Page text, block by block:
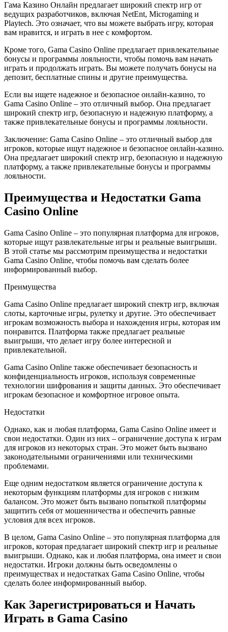
Гама Казино Онлайн предлагает широкий спектр игр от
ведущих разработчиков, включая NetEnt, Microgaming и
Playtech. Это означает, что вы можете выбрать игру, которая
вам нравится, и играть в нее с комфортом.
Кроме того, Gama Casino Online предлагает привлекательные
бонусы и программы лояльности, чтобы помочь вам начать
играть и продолжать играть. Вы можете получать бонусы на
депозит, бесплатные спины и другие преимущества.
Если вы ищете надежное и безопасное онлайн-казино, то
Gama Casino Online – это отличный выбор. Она предлагает
широкий спектр игр, безопасную и надежную платформу, а
также привлекательные бонусы и программы лояльности.
Заключение: Gama Casino Online – это отличный выбор для
игроков, которые ищут надежное и безопасное онлайн-казино.
Она предлагает широкий спектр игр, безопасную и надежную
платформу, а также привлекательные бонусы и программы
лояльности.
Преимущества и Недостатки Gama
Casino Online
Gama Casino Online – это популярная платформа для игроков,
которые ищут развлекательные игры и реальные выигрыши.
В этой статье мы рассмотрим преимущества и недостатки
Gama Casino Online, чтобы помочь вам сделать более
информированный выбор.
Преимущества
Gama Casino Online предлагает широкий спектр игр, включая
слоты, карточные игры, рулетку и другие. Это обеспечивает
игрокам возможность выбора и нахождения игры, которая им
понравится. Платформа также предлагает реальные
выигрыши, что делает игру более интересной и
привлекательной.
Gama Casino Online также обеспечивает безопасность и
конфиденциальность игроков, используя современные
технологии шифрования и защиты данных. Это обеспечивает
игрокам безопасное и комфортное игровое опыта.
Недостатки
Однако, как и любая платформа, Gama Casino Online имеет и
свои недостатки. Один из них – ограничение доступа к играм
для игроков из некоторых стран. Это может быть вызвано
законодательными ограничениями или техническими
проблемами.
Еще одним недостатком является ограничение доступа к
некоторым функциям платформы для игроков с низким
балансом. Это может быть вызвано попыткой платформы
защитить себя от мошенничества и обеспечить равные
условия для всех игроков.
В целом, Gama Casino Online – это популярная платформа для
игроков, которая предлагает широкий спектр игр и реальные
выигрыши. Однако, как и любая платформа, она имеет и свои
недостатки. Игроки должны быть осведомлены о
преимуществах и недостатках Gama Casino Online, чтобы
сделать более информированный выбор.
Как Зарегистрироваться и Начать
Играть в Gama Casino